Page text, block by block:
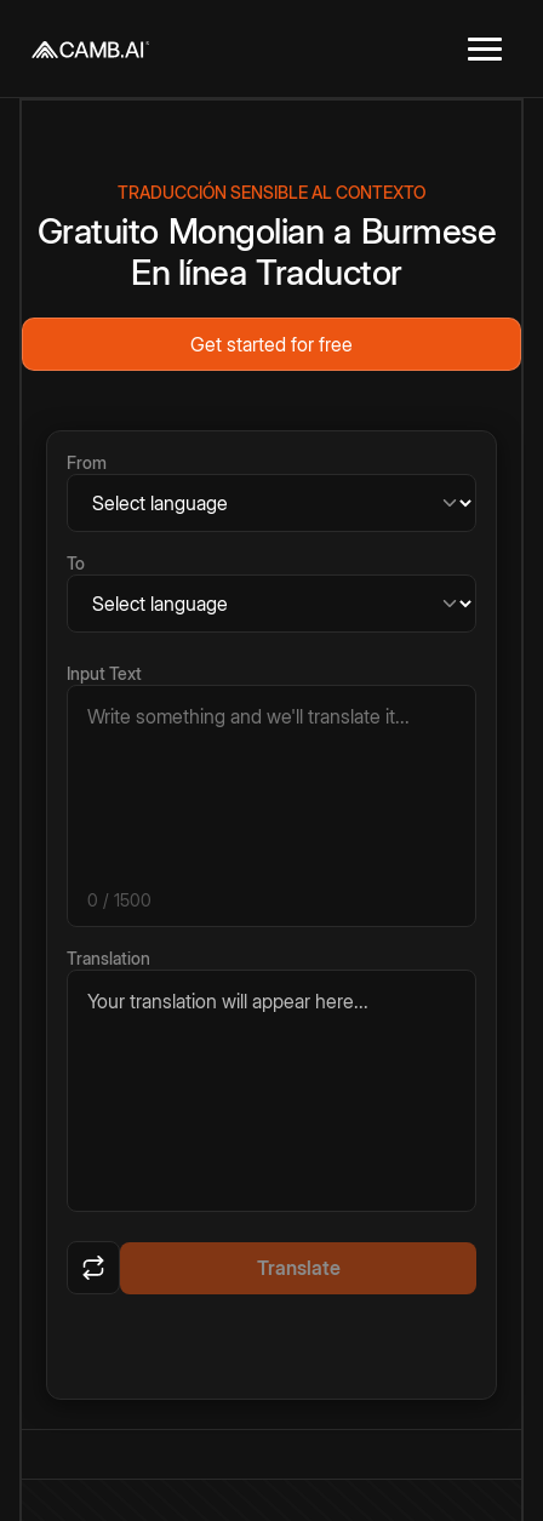
TRADUCCIÓN SENSIBLE AL CONTEXTO
Gratuito Mongolian a Burmese
En línea Traductor
Get started for free
From
To
Input Text
0 / 1500
Translation
Your translation will appear here...
Translate